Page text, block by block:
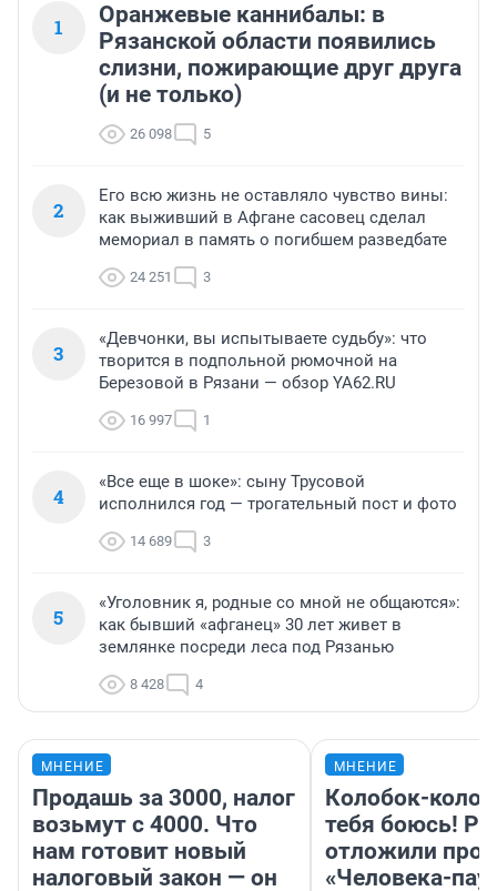
1
Оранжевые каннибалы: в
Рязанской области появились
слизни, пожирающие друг друга
(и не только)
26 098 5
2
Его всю жизнь не оставляло чувство вины:
как выживший в Афгане сасовец сделал
мемориал в память о погибшем разведбате
24 251 3
3
«Девчонки, вы испытываете судьбу»: что
творится в подпольной рюмочной на
Березовой в Рязани — обзор YA62.RU
16 997 1
4
«Все еще в шоке»: сыну Трусовой
исполнился год — трогательный пост и фото
14 689 3
5
«Уголовник я, родные со мной не общаются»:
как бывший «афганец» 30 лет живет в
землянке посреди леса под Рязанью
8 428 4
МНЕНИЕ
Продашь за 3000, налог
возьмут с 4000. Что
нам готовит новый
налоговый закон — он
МНЕНИЕ
Колобок-
тебя боюсь!
отложили
«Человека-